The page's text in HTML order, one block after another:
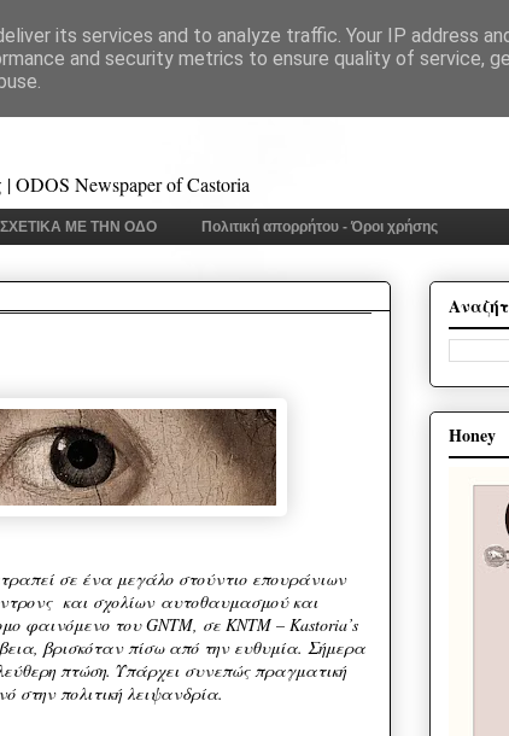
Newspaper of Castoria
ΣΧΕΤΙΚΑ ΜΕ ΤΗΝ ΟΔΟ Πολιτική απορρήτου - Όροι χρήσης
σε ένα μεγάλο στούντιο επουράνιων
και σχολίων αυτοθαυμασμού και
φαινόμενο του GNTΜ, σε ΚNTM – Κastoria’s
βρισκόταν πίσω από την ευθυμία. Σήμερα
πτώση. Υπάρχει συνεπώς πραγματική
στην πολιτική λειψανδρία.
Honey
its services and to analyze traffic. Your IP address
and security metrics to ensure quality of service,